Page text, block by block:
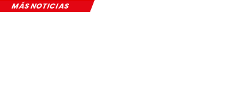
MÁS NOTICIAS